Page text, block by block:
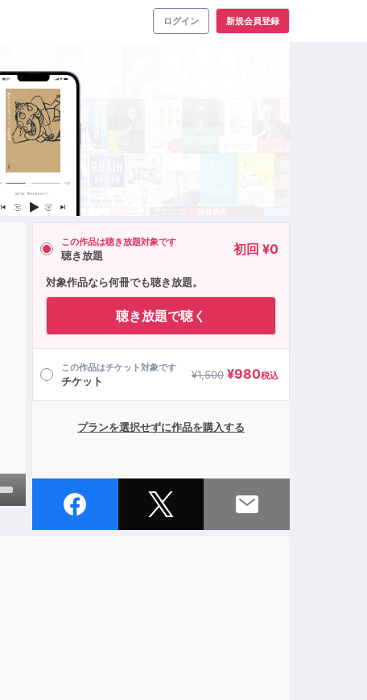
ログイン 新規会員登録
この作品は聴き放題対象です
聴き放題 初回 ¥0
対象作品なら何冊でも聴き放題。
聴き放題で聴く
この作品はチケット対象です
チケット ¥1,500 ¥980税込
プランを選択せずに作品を購入する